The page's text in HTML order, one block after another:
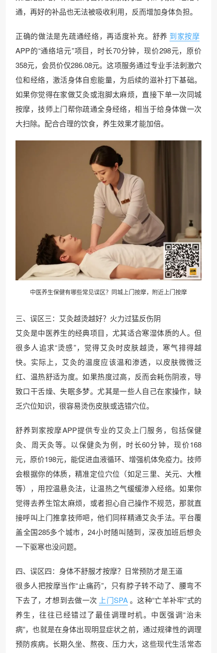
通，再好的补品也无法被吸收利用，反而增加身体负担。
正确的做法是先疏通经络，再适度补充。舒养 到家按摩
APP的“通络培元”项目，时长70分钟，现价298元，原价
358元，会员价仅286.08元。这项服务通过专业手法刺激穴
位和经络，激活身体自愈能量，为后续的滋补打下基础。
如果你觉得在家做艾灸或泡脚太麻烦，直接下单一次同城
按摩，技师上门帮你疏通全身经络，相当于给身体做一次
大扫除。配合合理的饮食，养生效果才能加倍。
中医养生保健有哪些常见误区？同城上门按摩， 附近上门按摩
三、误区三：艾灸越烫越好？火力过猛反伤阴
艾灸是中医养生的经典项目，尤其适合寒湿体质的人。但
很多人追求“烫感”，觉得艾灸时皮肤越烫，寒气排得越
快。实际上，艾灸的温度应该温和渗透，以皮肤微微泛
红、温热舒适为度。如果热度过高，反而会耗伤阴液，导
致口干舌燥、失眠多梦。尤其是一些人自己在家操作，缺
乏穴位知识，很容易烫伤皮肤或选错穴位。
舒养到家按摩APP提供专业的艾灸上门服务，包括保健
灸、周天灸等。以保健灸为例，时长60分钟，现价168
元，原价198元，能促进血液循环、增强机体免疫力。技师
会根据你的体质，精准定位穴位（如足三里、关元、大椎
等），用控温悬灸法，让温热之气缓缓渗入经络。如果你
觉得去养生馆太麻烦，或者担心自己操作不规范，那就直
接呼叫上门推拿技师吧，他们同样精通艾灸手法。平台覆
盖全国285多个城市，24小时随叫随到，深夜加班后想灸
一下驱寒也没问题。
四、误区四：身体不舒服才按摩？日常预防才是王道
很多人把按摩当作“止痛药”，只有脖子转不动了、腰弯不
下去了，才想到去做一次 上门SPA。这种“亡羊补牢”式的
养生，往往已经错过了最佳调理时机。中医强调“治未
病”，也就是在身体出现明显症状之前，通过规律性的调理
预防疾病。长期久坐、熬夜、压力大，这些现代生活常态